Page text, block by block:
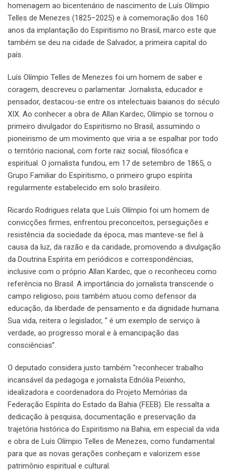
homenagem ao bicentenário de nascimento de Luís Olímpio
Telles de Menezes (1825–2025) e à comemoração dos 160
anos da implantação do Espiritismo no Brasil, marco este que
também se deu na cidade de Salvador, a primeira capital do
país.
Luís Olímpio Telles de Menezes foi um homem de saber e
coragem, descreveu o parlamentar. Jornalista, educador e
pensador, destacou-se entre os intelectuais baianos do século
XIX. Ao conhecer a obra de Allan Kardec, Olímpio se tornou o
primeiro divulgador do Espiritismo no Brasil, assumindo o
pioneirismo de um movimento que viria a se espalhar por todo
o território nacional, com forte raiz social, filosófica e
espiritual. O jornalista fundou, em 17 de setembro de 1865, o
Grupo Familiar do Espiritismo, o primeiro grupo espírita
regularmente estabelecido em solo brasileiro.
Ricardo Rodrigues relata que Luís Olímpio foi um homem de
convicções firmes, enfrentou preconceitos, perseguições e
resistência da sociedade da época, mas manteve-se fiel à
causa da luz, da razão e da caridade, promovendo a divulgação
da Doutrina Espírita em periódicos e correspondências,
inclusive com o próprio Allan Kardec, que o reconheceu como
referência no Brasil. A importância do jornalista transcende o
campo religioso, pois também atuou como defensor da
educação, da liberdade de pensamento e da dignidade humana.
Sua vida, reitera o legislador, “ é um exemplo de serviço à
verdade, ao progresso moral e à emancipação das
consciências”.
O deputado considera justo também “reconhecer trabalho
incansável da pedagoga e jornalista Ednólia Peixinho,
idealizadora e coordenadora do Projeto Memórias da
Federação Espírita do Estado da Bahia (FEEB). Ele ressalta a
dedicação à pesquisa, documentação e preservação da
trajetória histórica do Espiritismo na Bahia, em especial da vida
e obra de Luís Olímpio Telles de Menezes, como fundamental
para que as novas gerações conheçam e valorizem esse
patrimônio espiritual e cultural.